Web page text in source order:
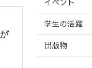
学生の活躍
出版物